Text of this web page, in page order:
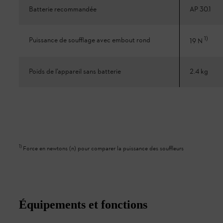
Batterie recommandée AP 30.1
Puissance de soufflage avec embout rond 19 N 1)
Poids de l’appareil sans batterie 2.4 kg
1) Force en newtons (n) pour comparer la puissance des souffleurs
Équipements et fonctions